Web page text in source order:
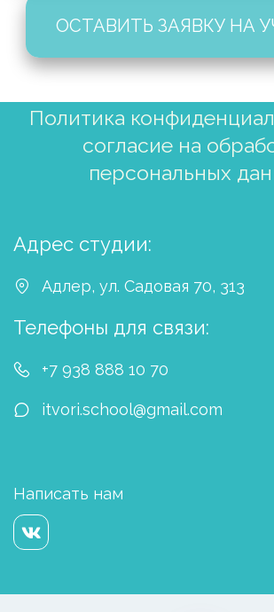
ОСТАВИТЬ ЗАЯВКУ НА
Политика
согласие на
персональных
Адрес студии:
Адлер, ул. Садовая 70, 313
Телефоны для связи:
+7 938 888 10 70
itvori.school@gmail.com
Написать нам